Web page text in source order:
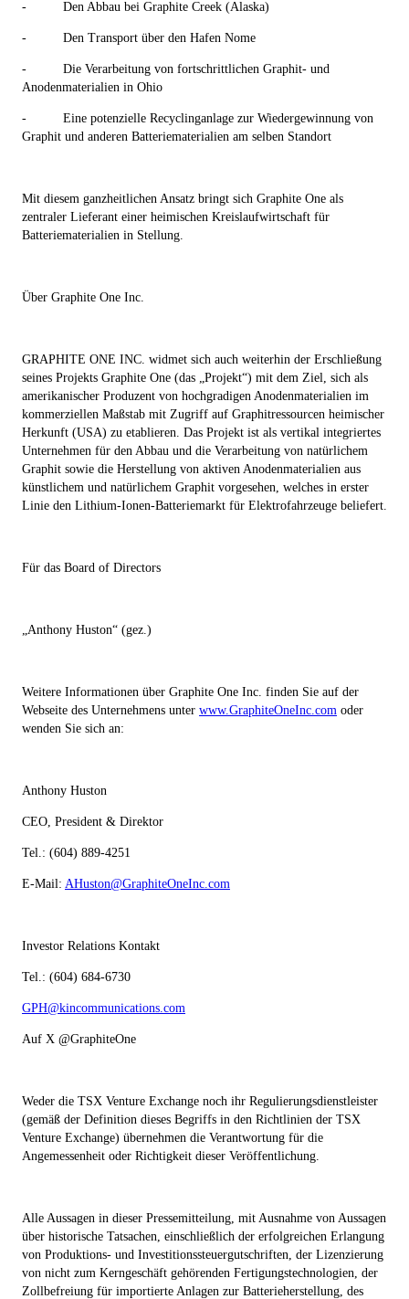
- Den Abbau bei Graphite Creek (Alaska)
- Den Transport über den Hafen Nome
-
Die Verarbeitung von fortschrittlichen Graphit- und
Anodenmaterialien in Ohio
-
Eine potenzielle Recyclinganlage zur Wiedergewinnung von
Graphit und anderen Batteriematerialien am selben Standort
Mit diesem ganzheitlichen Ansatz bringt sich Graphite One als
zentraler Lieferant einer heimischen Kreislaufwirtschaft für
Batteriematerialien in Stellung.
Über Graphite One Inc.
GRAPHITE ONE INC. widmet sich auch weiterhin der Erschließung
seines Projekts Graphite One (das „ Projekt“) mit dem Ziel, sich als
amerikanischer Produzent von hochgradigen Anodenmaterialien im
kommerziellen Maßstab mit Zugriff auf Graphitressourcen heimischer
Herkunft (USA) zu etablieren. Das Projekt ist als vertikal integriertes
Unternehmen für den Abbau und die Verarbeitung von natürlichem
Graphit sowie die Herstellung von aktiven Anodenmaterialien aus
künstlichem und natürlichem Graphit vorgesehen, welches in erster
Linie den Lithium-Ionen-Batteriemarkt für Elektrofahrzeuge beliefert.
Für das Board of Directors
„Anthony Huston“ (gez.)
Weitere Informationen über Graphite One Inc. finden Sie auf der
Webseite des Unternehmens unter www.GraphiteOneInc.com oder
wenden Sie sich an:
Anthony Huston
CEO, President & Direktor
Tel.: (604) 889-4251
E-Mail: AHuston@GraphiteOneInc.com
Investor Relations Kontakt
Tel.: (604) 684-6730
GPH@kincommunications.com
Auf X @GraphiteOne
Weder die TSX Venture Exchange noch ihr Regulierungsdienstleister
(gemäß der Definition dieses Begriffs in den Richtlinien der TSX
Venture Exchange) übernehmen die Verantwortung für die
Angemessenheit oder Richtigkeit dieser Veröffentlichung.
Alle Aussagen in dieser Pressemitteilung, mit Ausnahme von Aussagen
über historische Tatsachen, einschließlich der erfolgreichen Erlangung
von Produktions- und Investitionssteuergutschriften, der Lizenzierung
von nicht zum Kerngeschäft gehörenden Fertigungstechnologien, der
Zollbefreiung für importierte Anlagen zur Batterieherstellung, des